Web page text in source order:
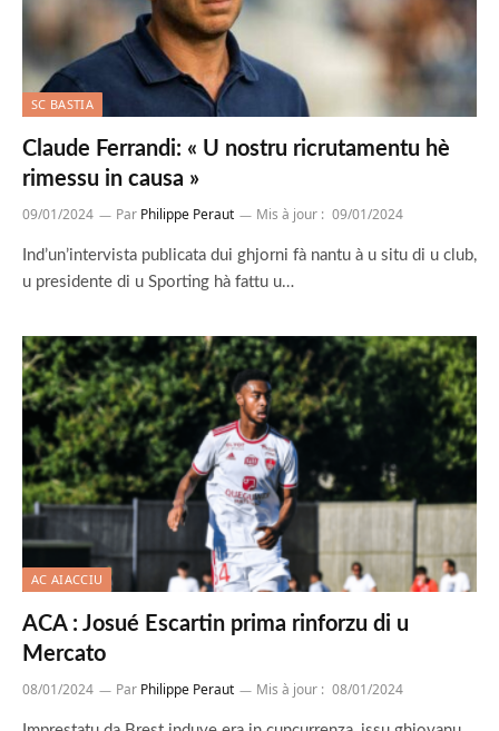
SC BASTIA
Claude Ferrandi: « U nostru ricrutamentu hè
rimessu in causa »
09/01/2024 Par Philippe Peraut Mis à jour : 09/01/2024
Ind’un’intervista publicata dui ghjorni fà nantu à u situ di u club,
u presidente di u Sporting hà fattu u…
AC AIACCIU
ACA : Josué Escartin prima rinforzu di u
Mercato
08/01/2024 Par Philippe Peraut Mis à jour : 08/01/2024